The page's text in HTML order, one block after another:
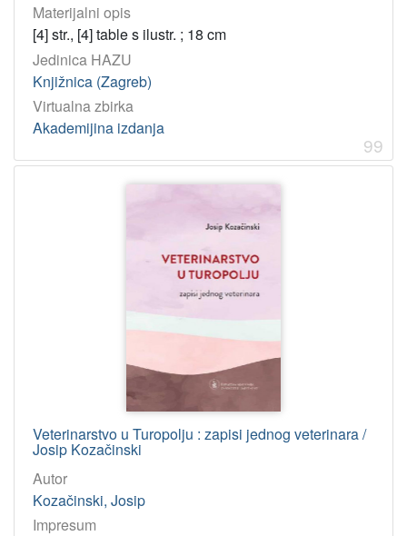
Materijalni opis
[4] str., [4] table s ilustr. ; 18 cm
Jedinica HAZU
Knjižnica (Zagreb)
Virtualna zbirka
Akademijina izdanja
99
Veterinarstvo u Turopolju : zapisi jednog veterinara /
Josip Kozačinski
Autor
Kozačinski, Josip
Impresum